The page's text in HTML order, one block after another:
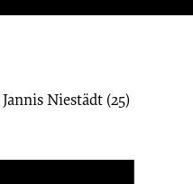
Jannis Niestädt (25)